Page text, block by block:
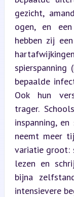
gezicht,
ogen, en
hebben zij
bepaalde
Ook hun
trager.
inspanning,
neemt meer
variatie groot:
lezen en
bijna
intensievere